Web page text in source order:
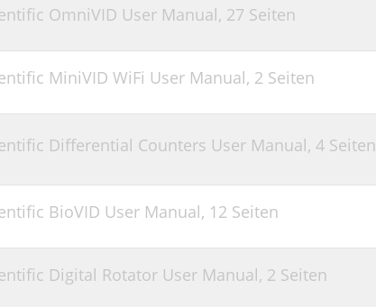
OmniVID User Manual, 27 Seiten
MiniVID WiFi User Manual, 2 Seiten
Differential Counters User Manual, 4 Seiten
BioVID User Manual, 12 Seiten
Digital Rotator User Manual, 2 Seiten